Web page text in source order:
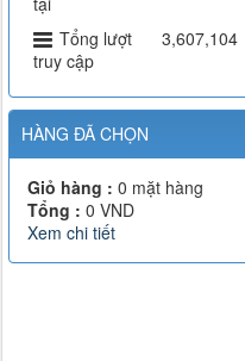
Tổng lượt
truy cập
3,607,104
HÀNG ĐÃ CHỌN
Giỏ hàng : 0 mặt hàng
Tổng : 0 VND
Xem chi tiết